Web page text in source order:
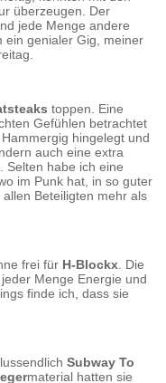
überzeugen. Der
jede Menge andere
ein genialer Gig, meiner
toppen. Eine
Gefühlen betrachtet
hingelegt und
auch eine extra
Selten habe ich eine
im Punk hat, in so guter
Beteiligten mehr als
frei für H-Blockx. Die
Menge Energie und
finde ich, dass sie
Subway To
material hatten sie